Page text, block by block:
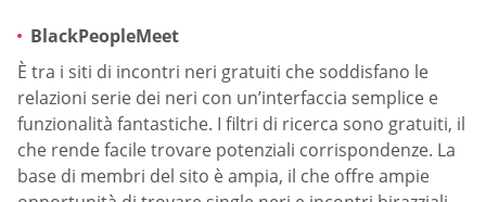
BlackPeopleMeet
È tra i siti di incontri neri gratuiti che soddisfano le
relazioni serie dei neri con un’interfaccia semplice e
funzionalità fantastiche. I filtri di ricerca sono gratuiti, il
che rende facile trovare potenziali corrispondenze. La
base di membri del sito è ampia, il che offre ampie